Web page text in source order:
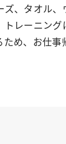
ズ、タオル
トレーニン
め、お仕事